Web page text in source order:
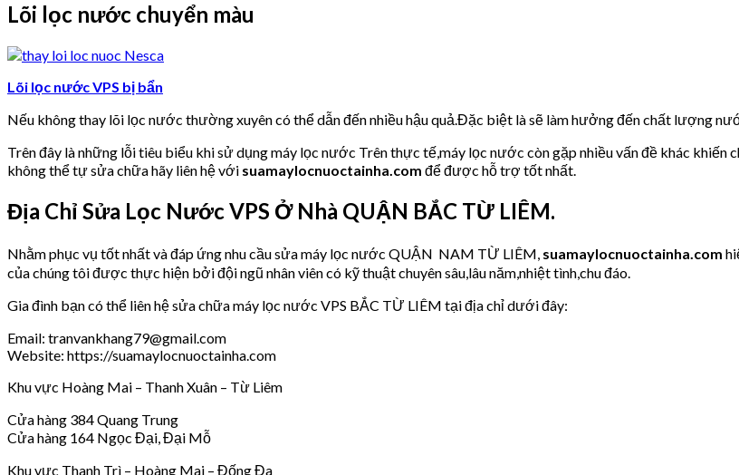
Lõi lọc nước chuyển màu
Lõi lọc nước VPS bị bẩn
Nếu không thay lõi lọc nước thường xuyên có thể dẫn đến nhiều hậu quả.Đặc biệt là sẽ làm hưởng đến chất lượng
Trên đây là những lỗi tiêu biểu khi sử dụng máy lọc nước Trên thực tế,máy lọc nước còn gặp nhiều vấn đề khác
không thể tự sửa chữa hãy liên hệ với suamaylocnuoctainha.com để được hỗ trợ tốt nhất.
Địa Chỉ Sửa Lọc Nước VPS Ở Nhà QUẬN BẮC TỪ LIÊM.
Nhằm phục vụ tốt nhất và đáp ứng nhu cầu sửa máy lọc nước QUẬN NAM TỪ LIÊM, suamaylocnuoctainha.com
của chúng tôi được thực hiện bởi đội ngũ nhân viên có kỹ thuật chuyên sâu,lâu năm,nhiệt tình,chu đáo.
Gia đình bạn có thể liên hệ sửa chữa máy lọc nước VPS BẮC TỪ LIÊM tại địa chỉ dưới đây:
Email: tranvankhang79@gmail.com
Website: https://suamaylocnuoctainha.com
Khu vực Hoàng Mai – Thanh Xuân – Từ Liêm
Cửa hàng 384 Quang Trung
Cửa hàng 164 Ngọc Đại, Đại Mỗ
Khu vực Thanh Trì – Hoàng Mai – Đống Đa